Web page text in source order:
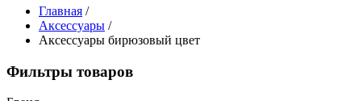
Главная /
Аксессуары /
Аксессуары бирюзовый цвет
Фильтры товаров